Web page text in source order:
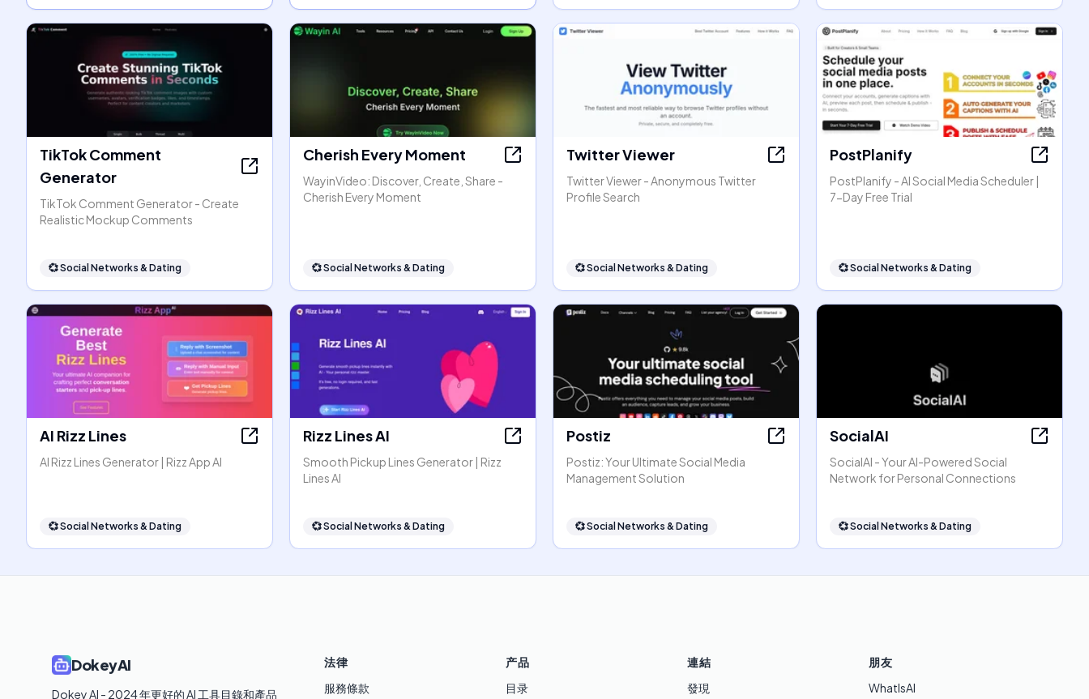
TikTok Comment
Generator
TikTok Comment Generator - Create
Realistic Mockup Comments
💞Social Networks & Dating
Cherish Every Moment
WayinVideo: Discover, Create, Share -
Cherish Every Moment
💞Social Networks & Dating
Twitter Viewer
Twitter Viewer - Anonymous Twitter
Profile Search
💞Social Networks & Dating
PostPlanify
PostPlanify - AI Social Media Scheduler |
7-Day Free Trial
💞Social Networks & Dating
AI Rizz Lines
AI Rizz Lines Generator | Rizz App AI
💞Social Networks & Dating
Rizz Lines AI
Smooth Pickup Lines Generator | Rizz
Lines AI
💞Social Networks & Dating
Postiz
Postiz: Your Ultimate Social Media
Management Solution
💞Social Networks & Dating
SocialAI
SocialAI - Your AI-Powered Social
Network for Personal Connections
💞Social Networks & Dating
DokeyAI
Dokey AI - 2024 年更好的 AI 工具目錄和產品
法律
服務條款
产品
目录
連結
發現
朋友
WhatIsAI